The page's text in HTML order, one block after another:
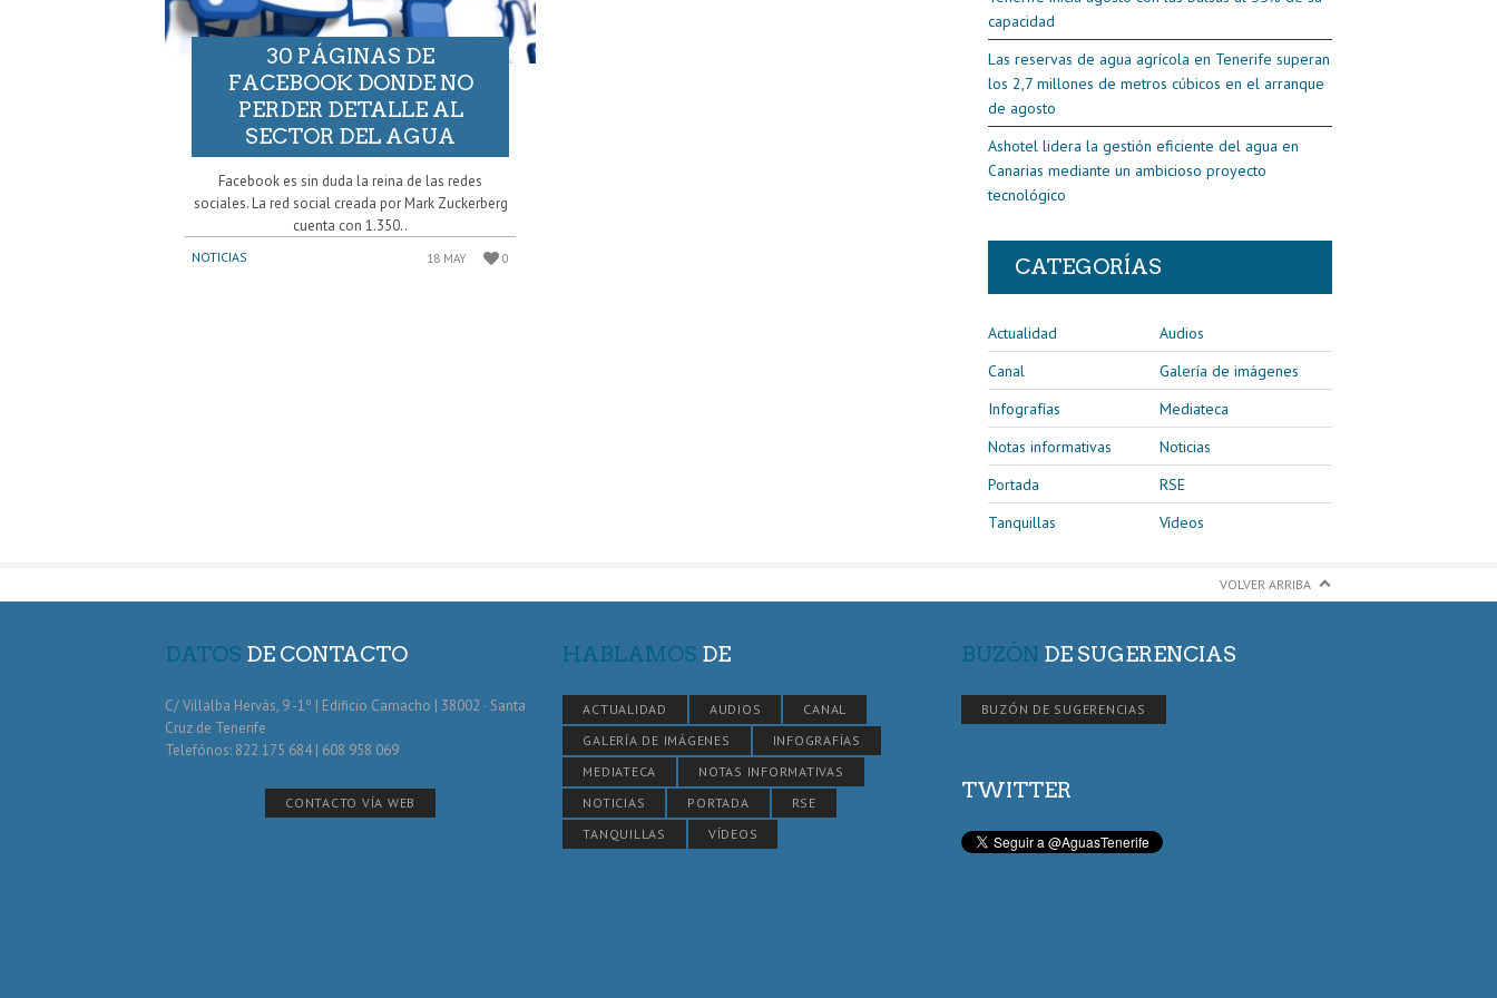
30 PÁGINAS DE
FACEBOOK DONDE NO
PERDER DETALLE AL
SECTOR DEL AGUA
Facebook es sin duda la reina de las redes
sociales. La red social creada por Mark Zuckerberg
cuenta con 1.350..
NOTICIAS 18 MAY 0
capacidad
Las reservas de agua agrícola en Tenerife superan
los 2,7 millones de metros cúbicos en el arranque
de agosto
Ashotel lidera la gestión eficiente del agua en
Canarias mediante un ambicioso proyecto
tecnológico
CATEGORÍAS
Actualidad
Audios
Canal
Galería de imágenes
Infografías
Mediateca
Notas informativas
Noticias
Portada
RSE
Tanquillas
Vídeos
VOLVER ARRIBA
DATOS DE CONTACTO
C/ Villalba Hervás, 9 -1º | Edificio Camacho | 38002 · Santa
Cruz de Tenerife
Telefónos: 822 175 684 | 608 958 069
CONTACTO VÍA WEB
HABLAMOS DE
ACTUALIDAD AUDIOS
CANAL
GALERÍA DE IMÁGENES
INFOGRAFÍAS
MEDIATECA
NOTAS INFORMATIVAS
NOTICIAS
PORTADA
RSE
TANQUILLAS
VÍDEOS
BUZÓN DE SUGERENCIAS
BUZÓN DE SUGERENCIAS
TWITTER